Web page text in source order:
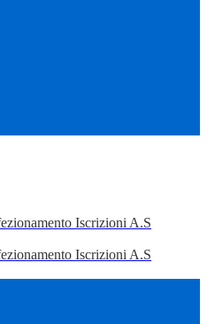
Iscrizioni A.S
Iscrizioni A.S